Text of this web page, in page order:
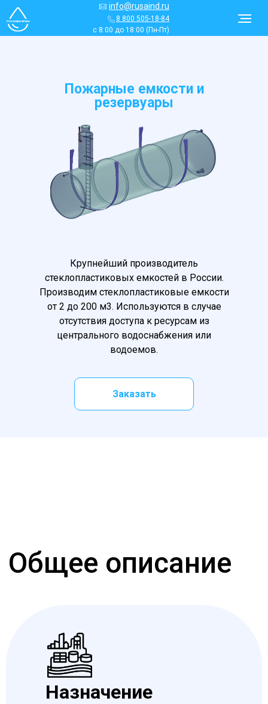
8 800 505-18-84
с 8:00 до 18:00 (Пн-Пт)
info@rusaind.ru
Пожарные емкости и
резервуары
Крупнейший производитель
стеклопластиковых емкостей в России.
Производим стеклопластиковые емкости
от 2 до 200 м3. Используются в случае
отсутствия доступа к ресурсам из
центрального водоснабжения или
водоемов.
Заказать
Общее описание
Назначение